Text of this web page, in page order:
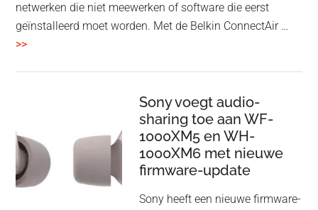
netwerken die niet meewerken of software die eerst
geïnstalleerd moet worden. Met de Belkin ConnectAir …
>>overBelkin
draadloos
presenteren
zonder
Wi-
Sony voegt audio-
sharing toe aan WF-
1000XM5 en WH-
1000XM6 met nieuwe
firmware-update
Sony heeft een nieuwe firmware-